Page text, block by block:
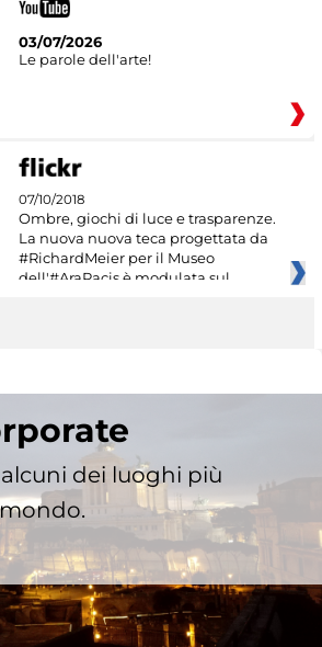
03/07/2026
Le parole dell'arte!
07/10/2018
Ombre, giochi di luce e trasparenze.
La nuova nuova teca progettata da
#RichardMeier per il Museo
dell'#AraPacis è modulata sul
dei luoghi più